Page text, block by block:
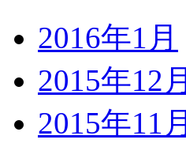
2016年1月
2015年12月
2015年11月